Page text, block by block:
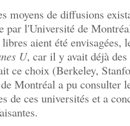
moyens de diffusions
par l'Université de
aient été envisagées,
U, car il y avait déjà
ce choix (Berkeley,
Montréal a pu consulter
de ces universités et a